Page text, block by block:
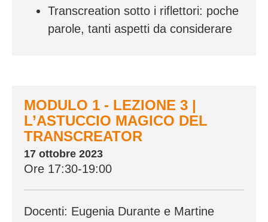
Transcreation sotto i riflettori: poche
parole, tanti aspetti da considerare
MODULO 1 - LEZIONE 3 |
L’ASTUCCIO MAGICO DEL
TRANSCREATOR
17 ottobre 2023
Ore 17:30-19:00
Docenti: Eugenia Durante e Martine